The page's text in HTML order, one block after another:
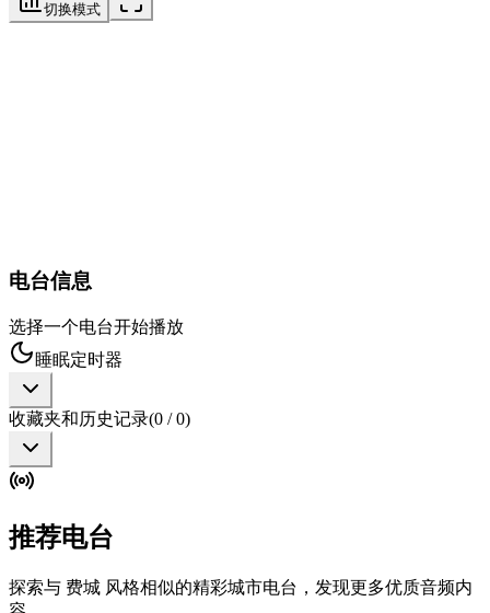
切换模式
电台信息
选择一个电台开始播放
睡眠定时器
收藏夹和历史记录(0 /0)
推荐电台
探索与 费城 风格相似的精彩城市电台，发现更多优质音频内